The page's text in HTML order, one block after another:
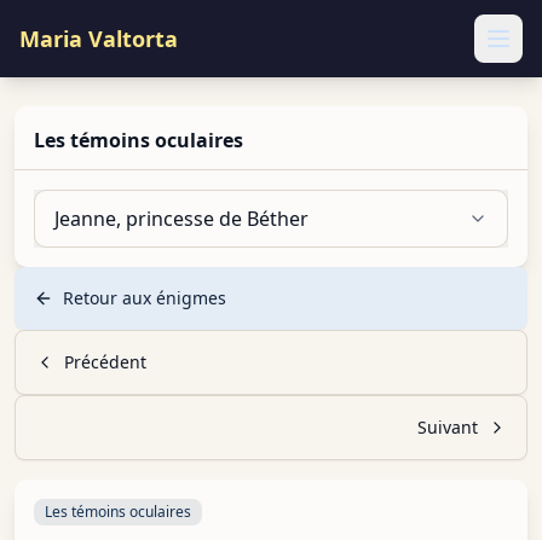
Maria Valtorta
Les témoins oculaires
Jeanne, princesse de Béther
Retour aux énigmes
Précédent
Suivant
Les témoins oculaires